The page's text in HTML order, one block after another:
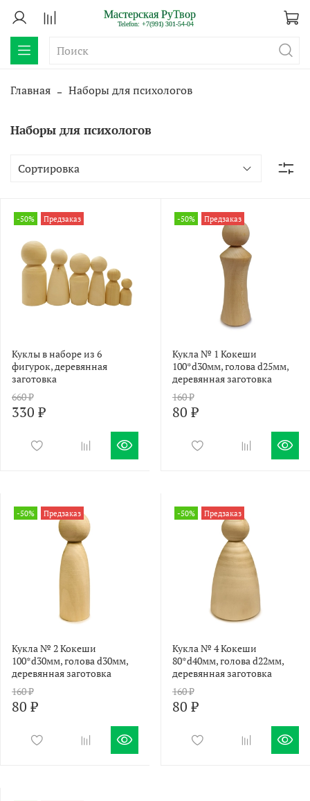
Главная Наборы для психологов
Наборы для психологов
-50% Предзаказ
Куклы в наборе из 6
фигурок, деревянная
заготовка
660 ₽
330 ₽
-50% Предзаказ
Кукла № 1 Кокеши
100*d30мм, голова d25мм,
деревянная заготовка
160 ₽
80 ₽
-50% Предзаказ
Кукла № 2 Кокеши
100*d30мм, голова d30мм,
деревянная заготовка
160 ₽
80 ₽
-50% Предзаказ
Кукла № 4 Кокеши
80*d40мм, голова d22мм,
деревянная заготовка
160 ₽
80 ₽